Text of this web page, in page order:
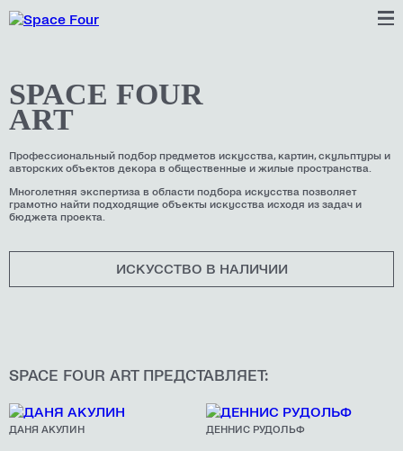
SPACE FOUR
ART
Профессиональный подбор предметов искусства, картин, скульптуры и
авторских объектов декора в общественные и жилые пространства.
Многолетняя экспертиза в области подбора искусства позволяет
грамотно найти подходящие объекты искусства исходя из задач и
бюджета проекта.
ИСКУССТВО В НАЛИЧИИ
SPACE FOUR ART ПРЕДСТАВЛЯЕТ:
ДАНЯ АКУЛИН ДЕННИС РУДОЛЬФ